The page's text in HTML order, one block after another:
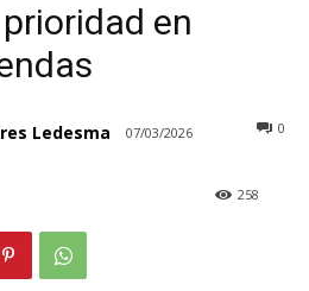
en
Ledesma 07/03/2026 0
258